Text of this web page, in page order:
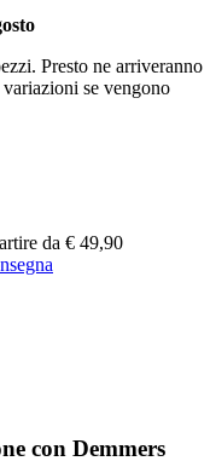
Presto ne arriveranno
se vengono
da € 49,90
con Demmers